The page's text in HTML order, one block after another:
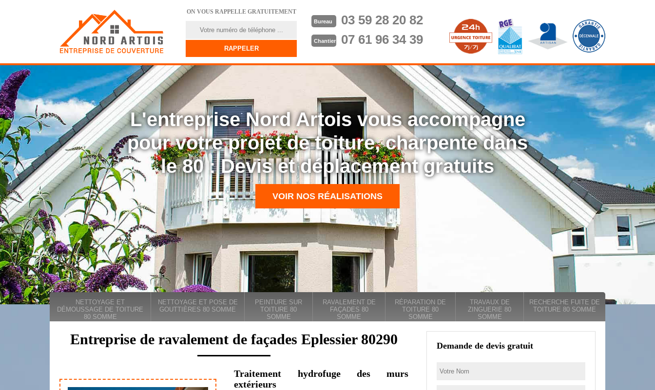
ON VOUS RAPPELLE GRATUITEMENT
Bureau 03 59 28 20 82
Chantier 07 61 96 34 39
L'entreprise Nord Artois vous accompagne
pour votre projet de toiture, charpente dans
le 80 : Devis et déplacement gratuits
VOIR NOS RÉALISATIONS
NETTOYAGE ET
DÉMOUSSAGE DE TOITURE
80 SOMME
NETTOYAGE ET POSE DE
GOUTTIÈRES 80 SOMME
PEINTURE SUR
TOITURE 80
SOMME
RAVALEMENT DE
FAÇADES 80
SOMME
RÉPARATION DE
TOITURE 80
SOMME
TRAVAUX DE
ZINGUERIE 80
SOMME
RECHERCHE FUITE DE
TOITURE 80 SOMME
Entreprise de ravalement de façades Eplessier 80290
Traitement hydrofuge des murs
extérieurs
Demande de devis gratuit